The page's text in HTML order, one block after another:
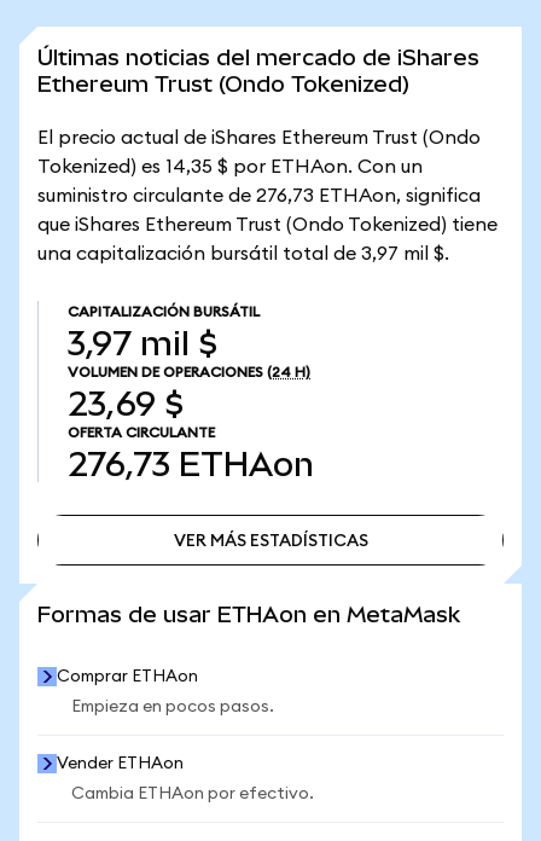
Últimas noticias del mercado de iShares
Ethereum Trust (Ondo Tokenized)
El precio actual de iShares Ethereum Trust (Ondo
Tokenized) es 14,35 $ por ETHAon. Con un
suministro circulante de 276,73 ETHAon, significa
que iShares Ethereum Trust (Ondo Tokenized) tiene
una capitalización bursátil total de 3,97 mil $.
CAPITALIZACIÓN BURSÁTIL
3,97 mil $
VOLUMEN DE OPERACIONES (24 H)
23,69 $
OFERTA CIRCULANTE
276,73 ETHAon
VER MÁS ESTADÍSTICAS
Formas de usar ETHAon en MetaMask
Comprar ETHAon
Empieza en pocos pasos.
Vender ETHAon
Cambia ETHAon por efectivo.